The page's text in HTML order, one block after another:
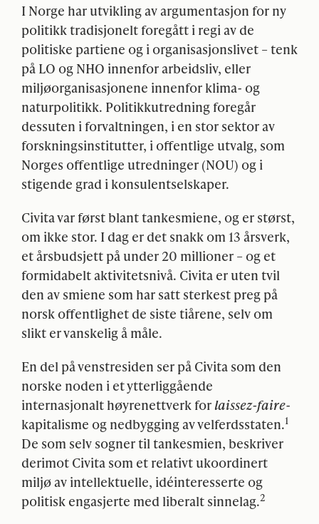
I Norge har utvikling av argumentasjon for ny
politikk tradisjonelt foregått i regi av de
politiske partiene og i organisasjonslivet – tenk
på LO og NHO innenfor arbeidsliv, eller
miljøorganisasjonene innenfor klima- og
naturpolitikk. Politikkutredning foregår
dessuten i forvaltningen, i en stor sektor av
forskningsinstitutter, i offentlige utvalg, som
Norges offentlige utredninger (NOU) og i
stigende grad i konsulentselskaper.
Civita var først blant tankesmiene, og er størst,
om ikke stor. I dag er det snakk om 13 årsverk,
et årsbudsjett på under 20 millioner – og et
formidabelt aktivitetsnivå. Civita er uten tvil
den av smiene som har satt sterkest preg på
norsk offentlighet de siste tiårene, selv om
slikt er vanskelig å måle.
En del på venstresiden ser på Civita som den
norske noden i et ytterliggående
internasjonalt høyrenettverk for laissez-faire-
kapitalisme og nedbygging av velferdsstaten.1
De som selv sogner til tankesmien, beskriver
derimot Civita som et relativt ukoordinert
miljø av intellektuelle, idéinteresserte og
politisk engasjerte med liberalt sinnelag.2